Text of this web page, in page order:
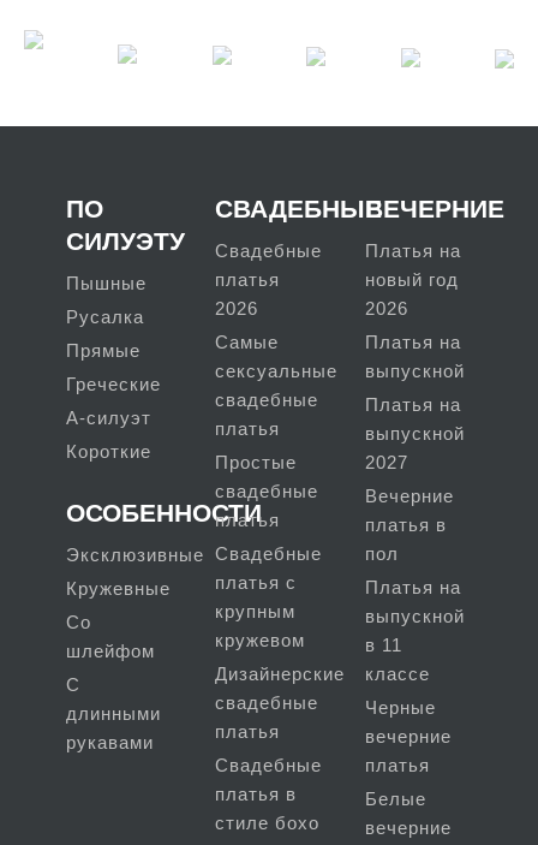
ПО
СИЛУЭТУ
Пышные
Русалка
Прямые
Греческие
А-силуэт
Короткие
ОСОБЕННОСТИ
Эксклюзивные
Кружевные
Со
шлейфом
С
длинными
рукавами
СВАДЕБНЫЕ
Свадебные
платья
2026
Самые
сексуальные
свадебные
платья
Простые
свадебные
платья
Свадебные
платья с
крупным
кружевом
Дизайнерские
свадебные
платья
Свадебные
платья в
стиле бохо
ВЕЧЕРНИЕ
Платья на
новый год
2026
Платья на
выпускной
Платья на
выпускной
2027
Вечерние
платья в
пол
Платья на
выпускной
в 11
классе
Черные
вечерние
платья
Белые
вечерние